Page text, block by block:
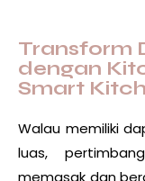
Transform
dengan
Smart
Walau memiliki
luas,
memasak dan